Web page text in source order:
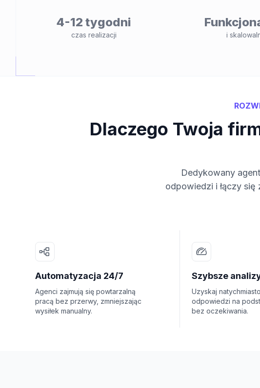
4-12 tygodni
czas realizacji i
Dlaczego Twoja
Dedykowany
odpowiedzi i łączy
Automatyzacja 24/7
Agenci zajmują się powtarzalną
pracą bez przerwy, zmniejszając
wysiłek manualny.
Szybsze
Uzyskaj
odpowiedzi na
bez oczekiwania.